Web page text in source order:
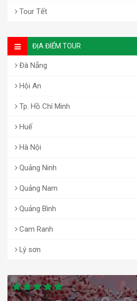
Tour Tết
ĐỊA ĐIỂM TOUR
Đà Nẵng
Hội An
Tp. Hồ Chí Minh
Huế
Hà Nội
Quảng Ninh
Quảng Nam
Quảng Bình
Cam Ranh
Lý sơn